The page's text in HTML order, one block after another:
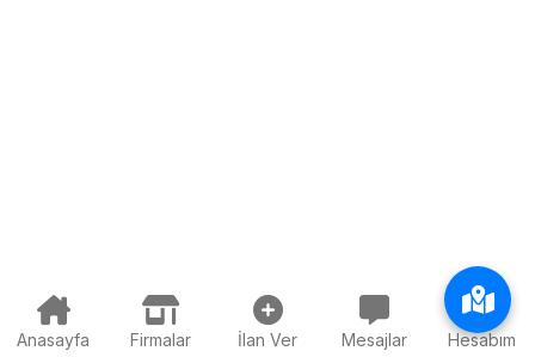
Anasayfa Firmalar İlan Ver Mesajlar Hesabım